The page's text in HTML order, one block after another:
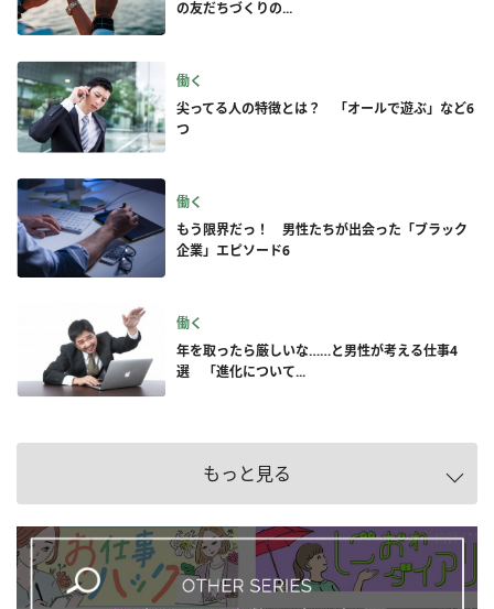
の友だちづくりの...
働く
尖ってる人の特徴とは？ 「オールで遊ぶ」など6
つ
働く
もう限界だっ！ 男性たちが出会った「ブラック
企業」エピソード6
働く
年を取ったら厳しいな……と男性が考える仕事4
選 「進化について...
もっと見る